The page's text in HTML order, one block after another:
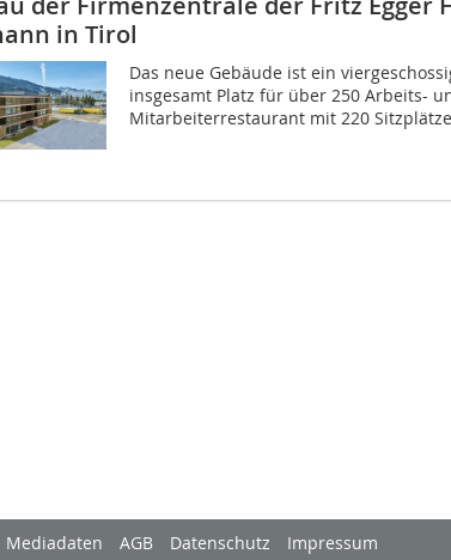
in Tirol
Das neue Gebäude ist ein
insgesamt Platz für über 250 Arbeits-
Mitarbeiterrestaurant mit 220
Mediadaten AGB Datenschutz Impressum